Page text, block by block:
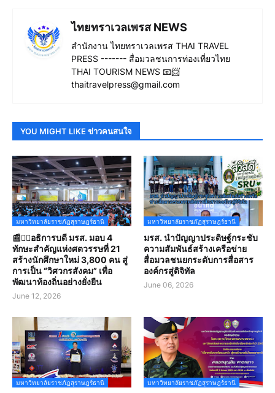
ไทยทราเวลเพรส NEWS
สำนักงาน ไทยทราเวลเพรส THAI TRAVEL
PRESS ------- สื่อมวลชนการท่องเที่ยวไทย
THAI TOURISM NEWS 📧📨
thaitravelpress@gmail.com
YOU MIGHT LIKE ข่าวคนสนใจ
มหาวิทยาลัยราชภัฏสุราษฎร์ธานี
📰✍🏻อธิการบดี มรส. มอบ 4
ทักษะสำคัญแห่งศตวรรษที่ 21
สร้างนักศึกษาใหม่ 3,800 คน สู่
การเป็น “วิศวกรสังคม” เพื่อ
พัฒนาท้องถิ่นอย่างยั่งยืน
June 12, 2026
มหาวิทยาลัยราชภัฏสุราษฎร์ธานี
มรส. นำปัญญาประดิษฐ์กระชับ
ความสัมพันธ์สร้างเครือข่าย
สื่อมวลชนยกระดับการสื่อสาร
องค์กรสู่ดิจิทัล
June 06, 2026
มหาวิทยาลัยราชภัฏสุราษฎร์ธานี มหาวิทยาลัยราชภัฏสุราษฎร์ธานี